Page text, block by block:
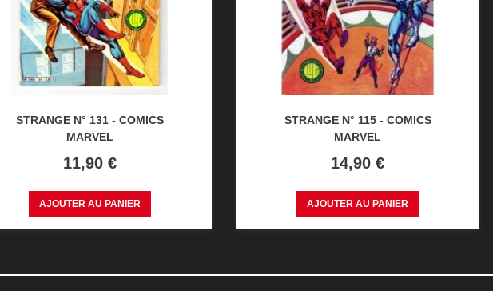
STRANGE N° 131 - COMICS
MARVEL
Prix
11,90 €
AJOUTER AU PANIER
STRANGE N° 115 - COMICS
MARVEL
Prix
14,90 €
AJOUTER AU PANIER